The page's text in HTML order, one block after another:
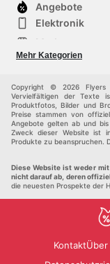
Angebote
Elektronik
Mode
Baumarkt
Mehr Kategorien
Copyright © 2026 Flyers
Vervielfältigen der Texte
Produktfotos, Bilder und
Preise stammen von
Angebote gelten ab und
Zweck dieser Website ist
Produkte zu beanspruchen.
Diese Website ist weder
nicht darauf ab, deren
die neuesten Prospekte der
KontaktÜber